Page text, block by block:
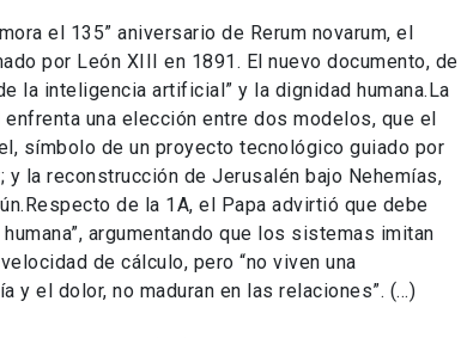
el 135” aniversario de Rerum novarum, el
por León XIII en 1891. El nuevo documento, de
la inteligencia artificial” y la dignidad humana.La
una elección entre dos modelos, que el
símbolo de un proyecto tecnológico guiado por
la reconstrucción de Jerusalén bajo Nehemías,
de la 1A, el Papa advirtió que debe
argumentando que los sistemas imitan
de cálculo, pero “no viven una
y el dolor, no maduran en las relaciones”. (…)